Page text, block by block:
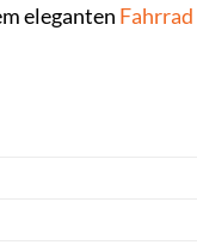
eleganten Fahrrad